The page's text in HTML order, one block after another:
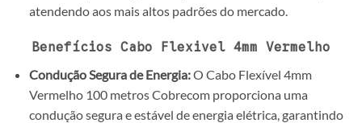
atendendo aos mais altos padrões do mercado.
Benefícios Cabo Flexivel 4mm Vermelho
Condução Segura de Energia:O Cabo Flexível 4mm
Vermelho 100 metros Cobrecom proporciona uma
condução segura e estável de energia elétrica, garantindo